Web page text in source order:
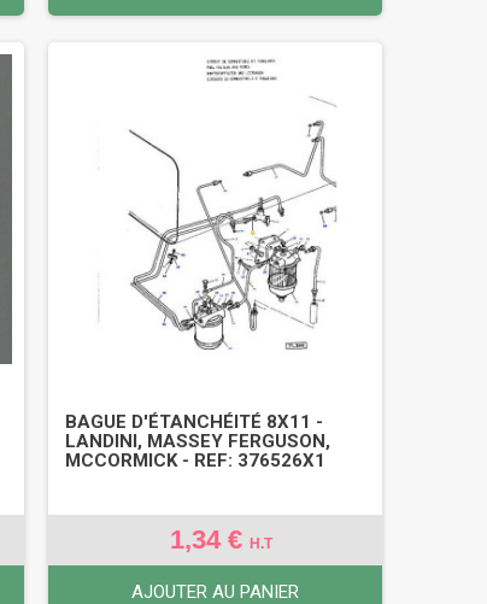
BAGUE D'ÉTANCHÉITÉ 8X11 -
LANDINI, MASSEY FERGUSON,
MCCORMICK - REF: 376526X1
1,34 €H.T
AJOUTER AU PANIER